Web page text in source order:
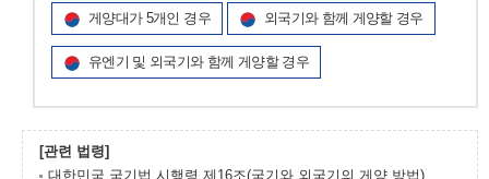
게양대가 5개인 경우 외국기와 함께 게양할 경우
유엔기 및 외국기와 함께 게양할 경우
[관련 법령]
대한민국 국기법 시행령 제16조(국기와 외국기의 게양 방법)